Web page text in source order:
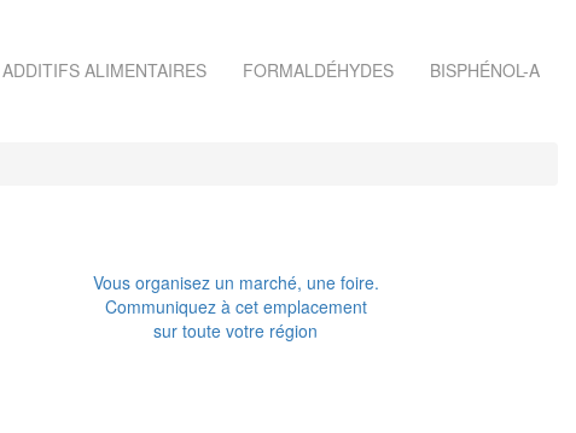
ADDITIFS ALIMENTAIRES FORMALDÉHYDES BISPHÉNOL-A
Vous organisez un marché, une foire.
Communiquez à cet emplacement
sur toute votre région